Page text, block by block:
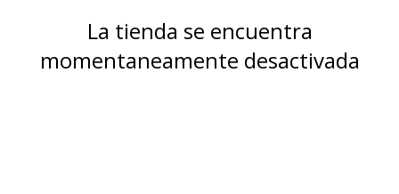
La tienda se encuentra
momentaneamente desactivada